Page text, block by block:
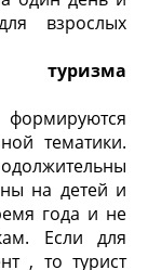
взрослых
туризма
тематики.
на детей и
года и не
Если для
, то турист